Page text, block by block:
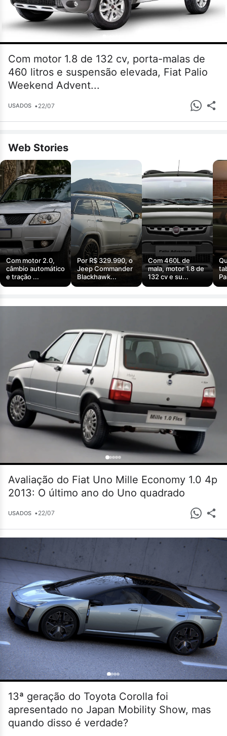
Com motor 1.8 de 132 cv, porta-malas de
460 litros e suspensão elevada, Fiat Palio
Weekend Advent...
USADOS •22/07
Web Stories
Com motor 2.0,
câmbio automático
e tração ...
Por R$ 329.990, o
Jeep Commander
Blackhawk...
Com 460L de
mala, motor 1.8 de
132 cv e su...
Avaliação do Fiat Uno Mille Economy 1.0 4p
2013: O último ano do Uno quadrado
USADOS •22/07
13ª geração do Toyota Corolla foi
apresentado no Japan Mobility Show, mas
quando disso é verdade?